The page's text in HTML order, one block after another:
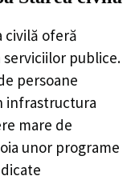
civilă oferă
publice.
persoane
infrastructura
mare de
unor programe